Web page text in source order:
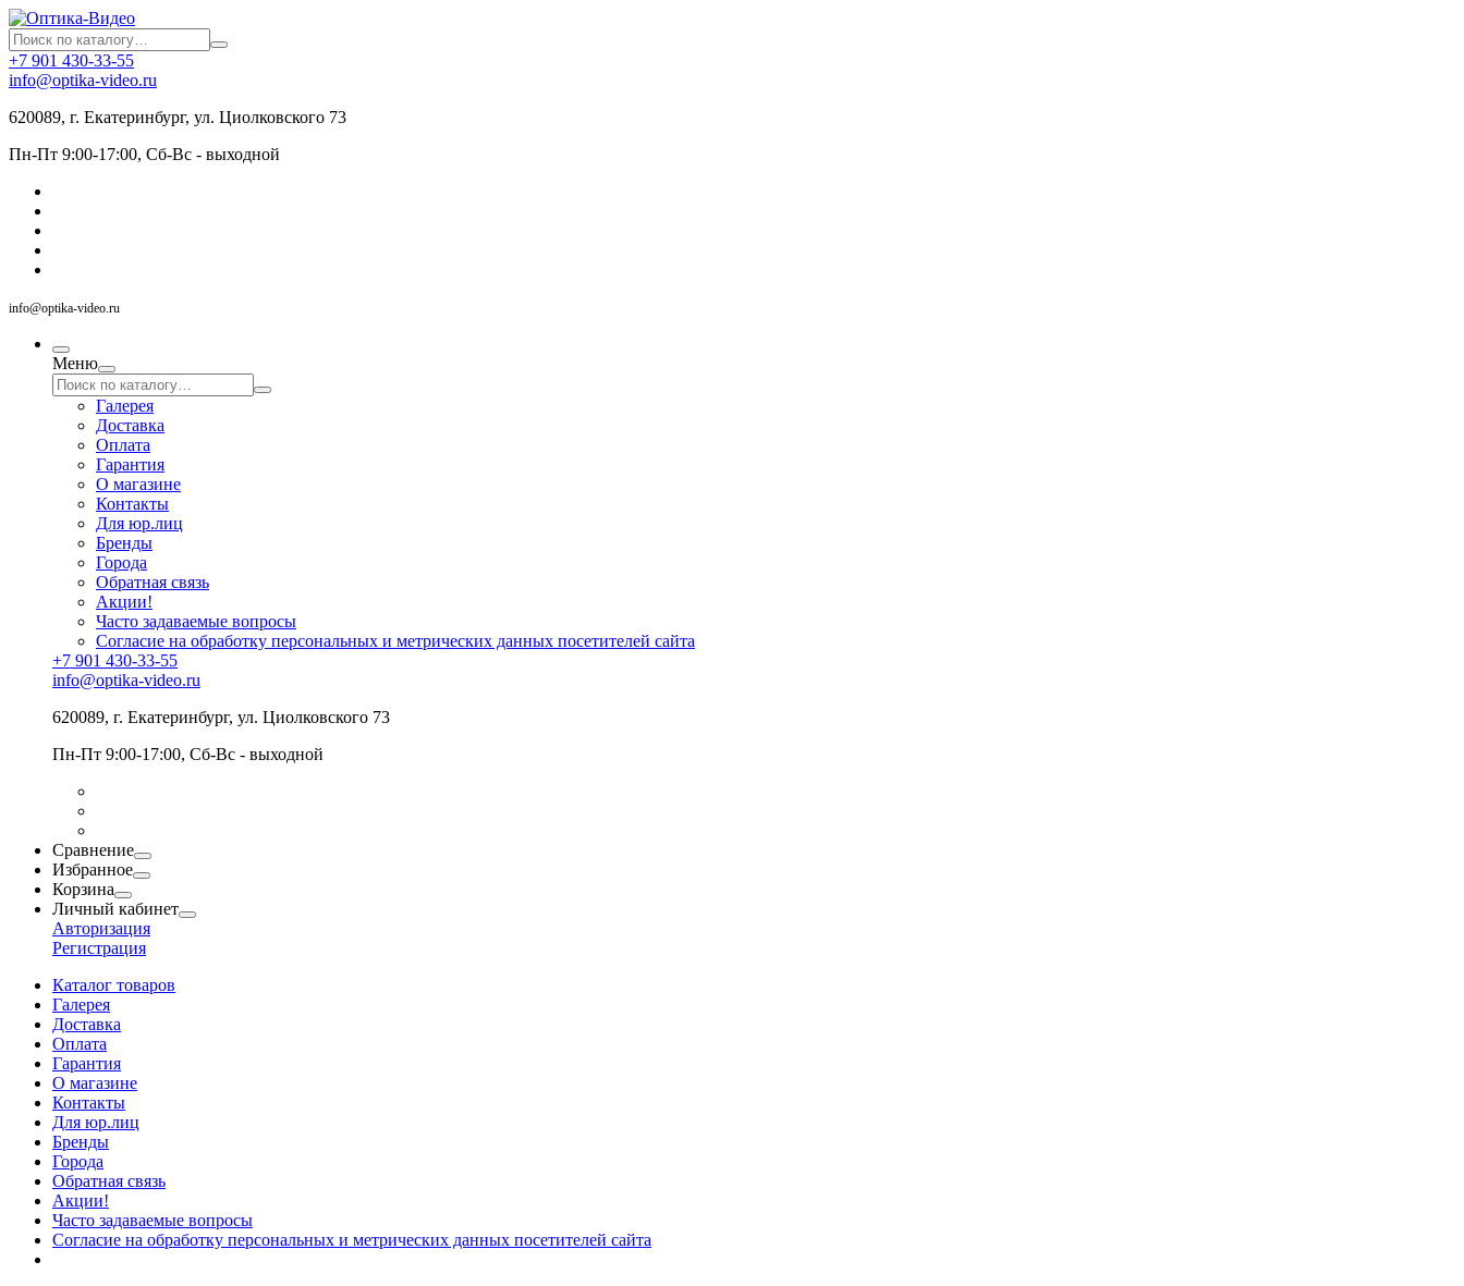
+7 901 430-33-55
info@optika-video.ru
620089, г. Екатеринбург, ул. Циолковского 73
Пн-Пт 9:00-17:00, Сб-Вс - выходной
info@optika-video.ru
Меню
Галерея
Доставка
Оплата
Гарантия
О магазине
Контакты
Для юр.лиц
Бренды
Города
Обратная связь
Акции!
Часто задаваемые вопросы
Согласие на обработку персональных и метрических данных посетителей сайта
+7 901 430-33-55
info@optika-video.ru
620089, г. Екатеринбург, ул. Циолковского 73
Пн-Пт 9:00-17:00, Сб-Вс - выходной
Сравнение
Избранное
Корзина
Личный кабинет
Авторизация
Регистрация
Каталог товаров
Галерея
Доставка
Оплата
Гарантия
О магазине
Контакты
Для юр.лиц
Бренды
Города
Обратная связь
Акции!
Часто задаваемые вопросы
Согласие на обработку персональных и метрических данных посетителей сайта